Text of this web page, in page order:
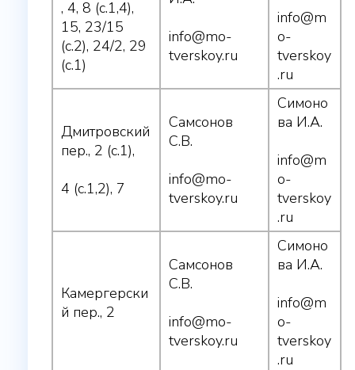
, 4, 8 (с.1,4),
15, 23/15
(с.2), 24/2, 29
(с.1)
info@mo-
tverskoy.ru
info@m
o-
tverskoy
.ru
Дмитровский
пер., 2 (с.1),
4 (с.1,2), 7
Самсонов
С.В.
info@mo-
tverskoy.ru
Симоно
ва И.А.
info@m
o-
tverskoy
.ru
Камергерски
й пер., 2
Самсонов
С.В.
info@mo-
tverskoy.ru
Симоно
ва И.А.
info@m
o-
tverskoy
.ru